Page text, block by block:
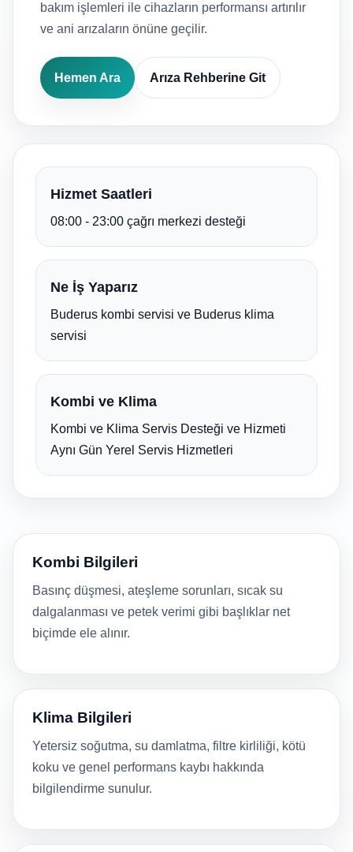
bakım işlemleri ile cihazların performansı artırılır
ve ani arızaların önüne geçilir.
Hemen Ara Arıza Rehberine Git
Hizmet Saatleri
08:00 - 23:00 çağrı merkezi desteği
Ne İş Yaparız
Buderus kombi servisi ve Buderus klima
servisi
Kombi ve Klima
Kombi ve Klima Servis Desteği ve Hizmeti
Aynı Gün Yerel Servis Hizmetleri
Kombi Bilgileri
Basınç düşmesi, ateşleme sorunları, sıcak su
dalgalanması ve petek verimi gibi başlıklar net
biçimde ele alınır.
Klima Bilgileri
Yetersiz soğutma, su damlatma, filtre kirliliği, kötü
koku ve genel performans kaybı hakkında
bilgilendirme sunulur.